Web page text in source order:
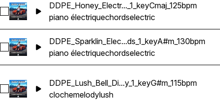
Sélectionnez
DDPE_Honey_Electr..._1_keyCmaj_125bpm
piano électriquechordselectric
Sélectionnez
DDPE_Sparklin_Elec...ds_1_keyA#m_130bpm
piano électriquechordselectric
Sélectionnez
DDPE_Lush_Bell_Di...y_1_keyG#m_115bpm
clochemelodylush